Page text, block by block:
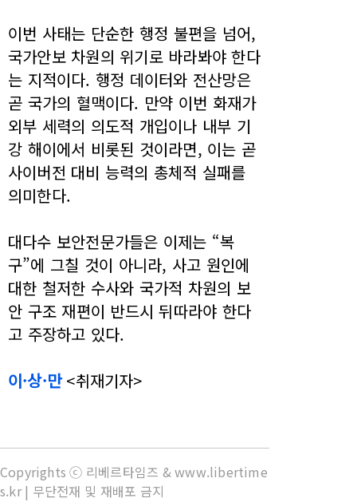
이번 사태는 단순한 행정 불편을 넘어,
국가안보 차원의 위기로 바라봐야 한다
는 지적이다. 행정 데이터와 전산망은
곧 국가의 혈맥이다. 만약 이번 화재가
외부 세력의 의도적 개입이나 내부 기
강 해이에서 비롯된 것이라면, 이는 곧
사이버전 대비 능력의 총체적 실패를
의미한다.
대다수 보안전문가들은 이제는 “복
구”에 그칠 것이 아니라, 사고 원인에
대한 철저한 수사와 국가적 차원의 보
안 구조 재편이 반드시 뒤따라야 한다
고 주장하고 있다.
이·상·만<취재기자>
Copyrights ⓒ 리베르타임즈 & www.libertime
s.kr | 무단전재 및 재배포 금지